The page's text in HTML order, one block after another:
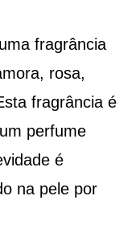
fragrância
rosa,
fragrância é
perfume
é
na pele por